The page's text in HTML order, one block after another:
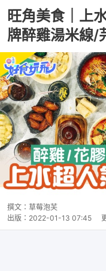
旺角美食｜上
牌醉雞湯米線/
撰文： 草莓泡芙
出版： 2022-01-13 07:45